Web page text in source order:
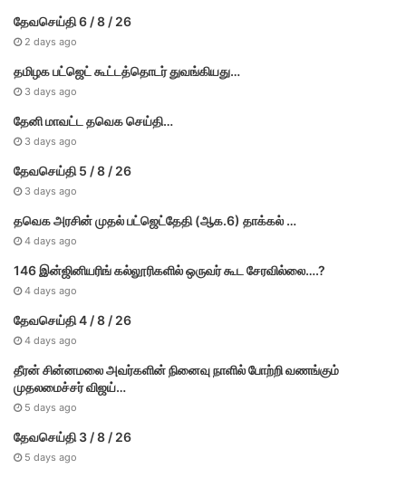
தேவசெய்தி 6 / 8 / 26
2 days ago
தமிழக பட்ஜெட் கூட்டத்தொடர் துவங்கியது…
3 days ago
தேனி மாவட்ட தவெக செய்தி…
3 days ago
தேவசெய்தி 5 / 8 / 26
3 days ago
தவெக அரசின் முதல் பட்​ஜெட்தேதி (ஆக.6) தாக்​கல் …
4 days ago
146 இன்ஜினியரிங் கல்லூரிகளில் ஒருவர் கூட சேரவில்லை….?
4 days ago
தேவசெய்தி 4 / 8 / 26
4 days ago
தீரன் சின்னமலை அவர்களின் நினைவு நாளில் போற்றி வணங்கும்
முதலமைச்சர் விஜய்…
5 days ago
தேவசெய்தி 3 / 8 / 26
5 days ago